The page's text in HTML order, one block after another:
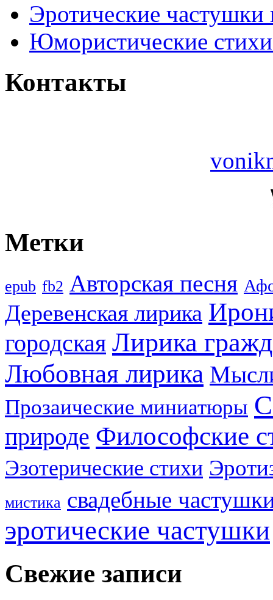
Эротические
Юмористические
Контакты
Метки
epub fb2 Авторская песня
Деревенская лирика
городская Лирика
Любовная лирика
Прозаические миниатюры
природе Философские
Эзотерические стихи
мистика свадебные
эротические частушки
Свежие записи